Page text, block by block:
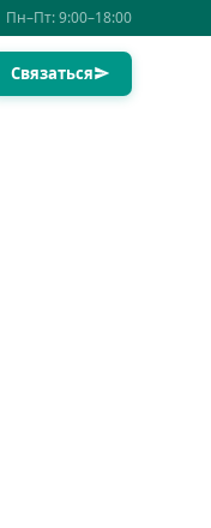
Пн–Пт: 9:00–18:00
Связаться